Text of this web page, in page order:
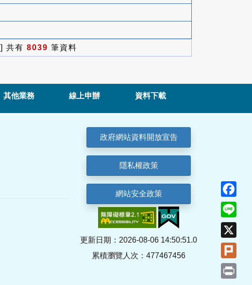
] 共有 8039 筆資料
其他業務 線上申辦 資料下載
政府網站資料開放宣告
隱私權政策
網站安全政策
更新日期：2026-08-06 14:50:51.0
累積瀏覽人次：477467456